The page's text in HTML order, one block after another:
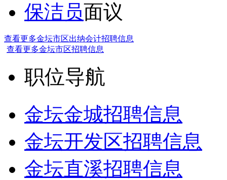
保洁员面议
查看更多金坛市区出纳会计招聘信息
查看更多金坛市区招聘信息
职位导航
金坛金城招聘信息
金坛开发区招聘信息
金坛直溪招聘信息